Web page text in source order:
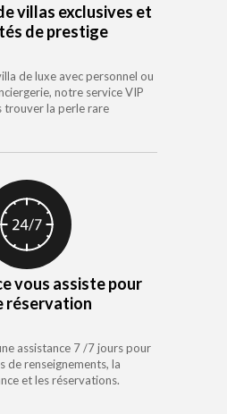
villas exclusives et
de prestige
de luxe avec personnel ou
notre service VIP
trouver la perle rare
vous assiste pour
réservation
assistance 7 /7 jours pour
de renseignements, la
et les réservations.